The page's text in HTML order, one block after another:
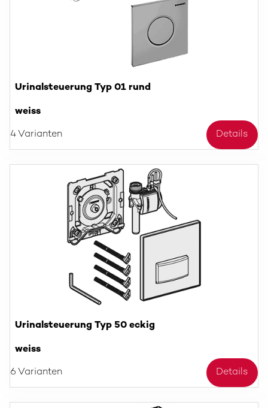
Urinalsteuerung Typ 01 rund
weiss
4 Varianten Details
Urinalsteuerung Typ 50 eckig
weiss
6 Varianten Details